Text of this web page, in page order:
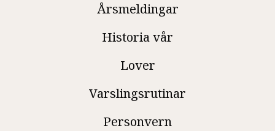
Årsmeldingar
Historia vår
Lover
Varslingsrutinar
Personvern